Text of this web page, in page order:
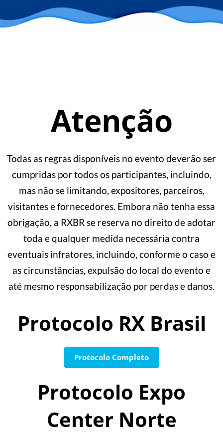
Atenção
Todas as regras disponíveis no evento deverão ser
cumpridas por todos os participantes, incluindo,
mas não se limitando, expositores, parceiros,
visitantes e fornecedores. Embora não tenha essa
obrigação, a RXBR se reserva no direito de adotar
toda e qualquer medida necessária contra
eventuais infratores, incluindo, conforme o caso e
as circunstâncias, expulsão do local do evento e
até mesmo responsabilização por perdas e danos.
Protocolo RX Brasil
Protocolo Completo
Protocolo Expo
Center Norte